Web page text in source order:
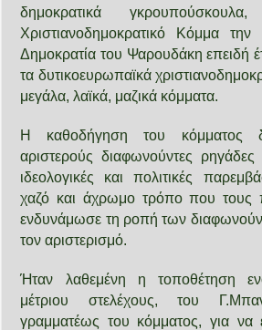
δημοκρατικά
Χριστιανοδημοκρατικό Κόμμα την
Δημοκρατία του Ψαρουδάκη επειδή
τα δυτικοευρωπαϊκά
μεγάλα, λαϊκά, μαζικά κόμματα.
Η καθοδήγηση του κόμματος
αριστερούς διαφωνούντες ρηγάδες
ιδεολογικές και πολιτικές
χαζό και άχρωμο τρόπο που τους
ενδυνάμωσε τη ροπή των
τον αριστερισμό.
Ήταν λαθεμένη η τοποθέτηση
μέτριου στελέχους, του
γραμματέως του κόμματος, για να